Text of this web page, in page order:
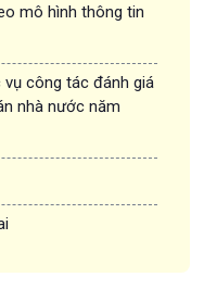
mô hình thông tin
vụ công tác đánh giá
nhà nước năm